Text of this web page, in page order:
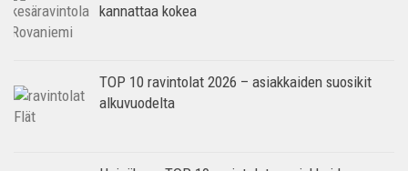
kannattaa kokea
TOP 10 ravintolat 2026 – asiakkaiden suosikit
alkuvuodelta